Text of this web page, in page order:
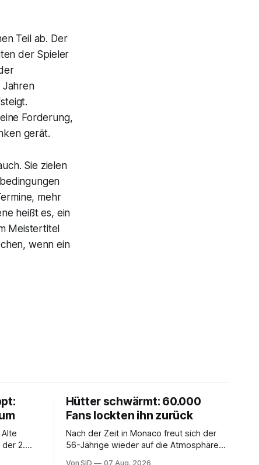
Teil ab. Der
der Spieler
Jahren
Forderung,
gerät.
Sie zielen
mehr
heißt es, ein
Meistertitel
wenn ein
2.
Hütter schwärmt: 60.000
Fans lockten ihn zurück
Nach der Zeit in Monaco freut sich der
56-Jährige wieder auf die Atmosphäre in
Von SID 07 Aug. 2026